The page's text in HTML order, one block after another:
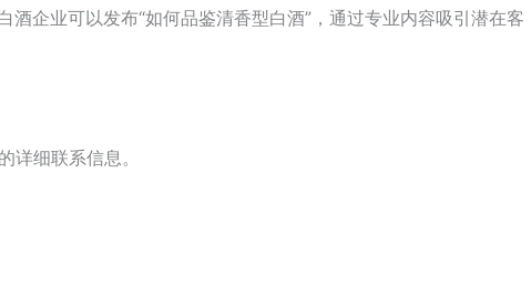
酒企业可以发布“如何品鉴清香型白酒”，通过专业内容吸引潜在客
详细联系信息。